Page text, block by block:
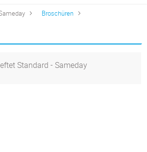
Broschüren
Standard - Sameday